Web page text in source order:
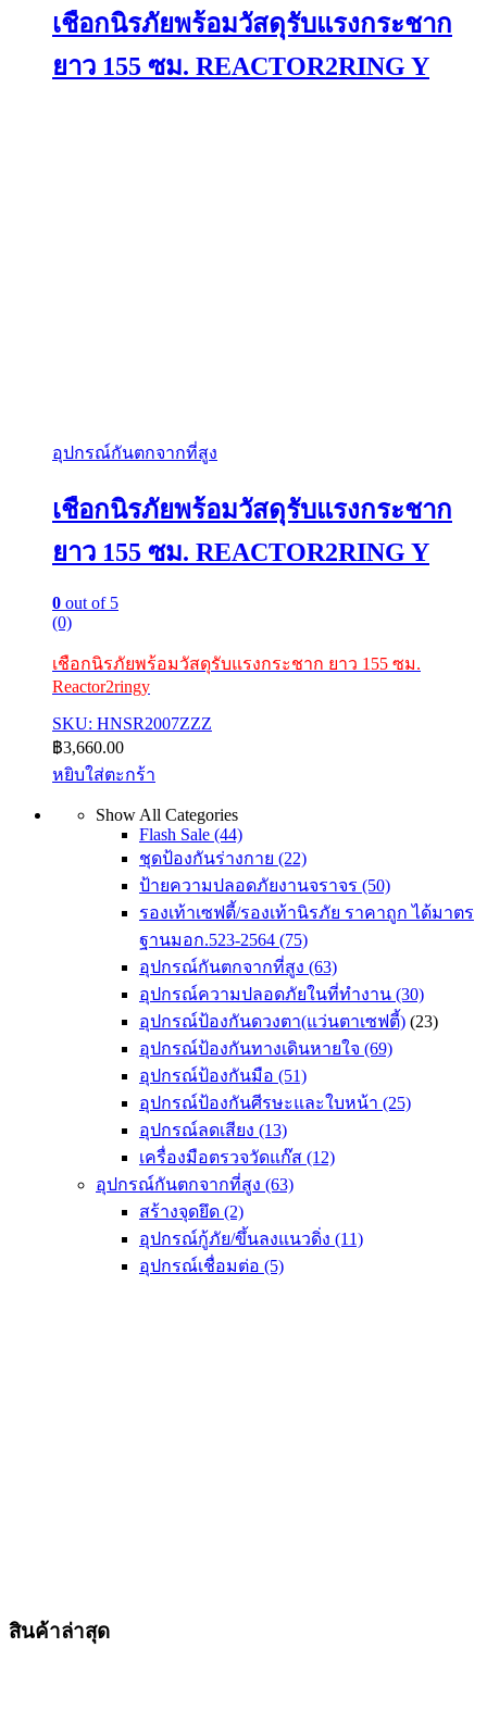
เชือกนิรภัยพร้อมวัสดุรับแรงกระชาก
ยาว 155 ซม. REACTOR2RING Y
อุปกรณ์กันตกจากที่สูง
เชือกนิรภัยพร้อมวัสดุรับแรงกระชาก
ยาว 155 ซม. REACTOR2RING Y
0 out of 5
(0)
เชือกนิรภัยพร้อมวัสดุรับแรงกระชาก ยาว 155 ซม.
Reactor2ringy
SKU: HNSR2007ZZZ
฿3,660.00
หยิบใส่ตะกร้า
Show All Categories
Flash Sale (44)
ชุดป้องกันร่างกาย (22)
ป้ายความปลอดภัยงานจราจร (50)
รองเท้าเซฟตี้/รองเท้านิรภัย ราคาถูก ได้มาตร
ฐานมอก.523-2564 (75)
อุปกรณ์กันตกจากที่สูง (63)
อุปกรณ์ความปลอดภัยในที่ทำงาน (30)
อุปกรณ์ป้องกันดวงตา(แว่นตาเซฟตี้) (23)
อุปกรณ์ป้องกันทางเดินหายใจ (69)
อุปกรณ์ป้องกันมือ (51)
อุปกรณ์ป้องกันศีรษะและใบหน้า (25)
อุปกรณ์ลดเสียง (13)
เครื่องมือตรวจวัดแก๊ส (12)
อุปกรณ์กันตกจากที่สูง (63)
สร้างจุดยึด (2)
อุปกรณ์กู้ภัย/ขึ้นลงแนวดิ่ง (11)
อุปกรณ์เชื่อมต่อ (5)
สินค้าล่าสุด